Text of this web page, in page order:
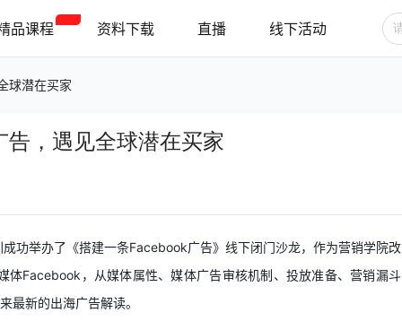
营
品课程 资料下载 直播 线下活动
球潜在买家
告，遇见全球潜在买家
功举办了《搭建一条Facebook广告》线下闭门沙龙，作为营销学院改
体Facebook，从媒体属性、媒体广告审核机制、投放准备、营销漏斗
最新的出海广告解读。